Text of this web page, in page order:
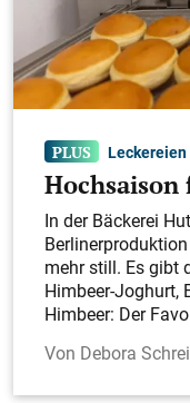
Leckereien
In der Bäckerei
mehr still. Es gibt
Himbeer-Joghurt,
Himbeer: Der
Debora